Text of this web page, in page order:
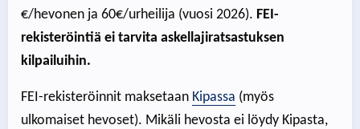
€/hevonen ja 60€/urheilija (vuosi 2026). FEI-
rekisteröintiä ei tarvita askellajiratsastuksen
kilpailuihin.
FEI-rekisteröinnit maksetaan Kipassa (myös
ulkomaiset hevoset). Mikäli hevosta ei löydy Kipasta,